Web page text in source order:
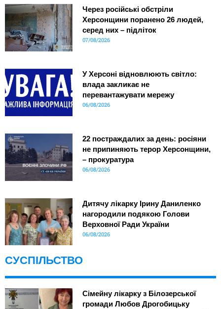
Через російські обстріли
Херсонщини поранено 26 людей,
серед них – підліток
07/08/2026
У Херсоні відновлюють світло:
влада закликає не
перевантажувати мережу
06/08/2026
22 постраждалих за день: росіяни
не припиняють терор Херсонщини,
– прокуратура
06/08/2026
Дитячу лікарку Ірину Даниленко
нагородили подякою Голови
Верховної Ради України
06/08/2026
СУСПІЛЬСТВО
Сімейну лікарку з Білозерської
громади Любов Дрогобицьку